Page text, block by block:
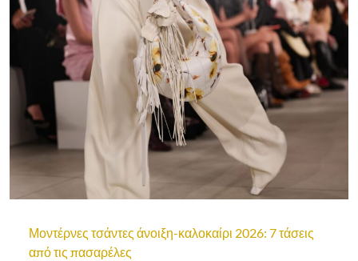
Μοντέρνες τσάντες άνοιξη-καλοκαίρι 2026: 7 τάσεις
από τις πασαρέλες